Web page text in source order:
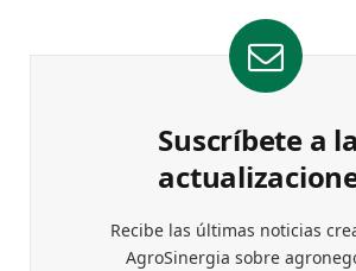
Suscríbete a
Recibe las últimas noticias
AgroSinergia sobre